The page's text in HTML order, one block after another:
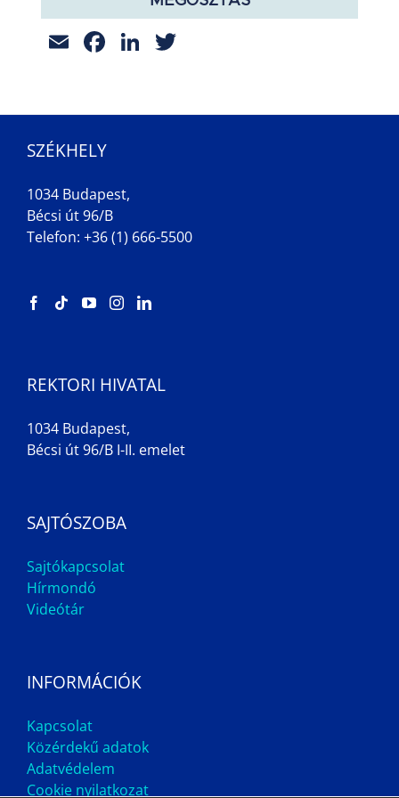
EmailFacebook
LinkedIn
SZÉKHELY
1034 Budapest,
Bécsi út 96/B
Telefon: +36 (1) 666-5500
REKTORI HIVATAL
1034 Budapest,
Bécsi út 96/B I-II. emelet
SAJTÓSZOBA
Sajtókapcsolat
Hírmondó
Videótár
INFORMÁCIÓK
Kapcsolat
Közérdekű adatok
Adatvédelem
Cookie nyilatkozat